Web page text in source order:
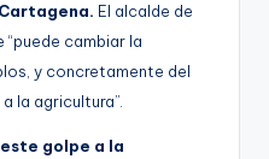
El alcalde de
cambiar la
y concretamente del
la agricultura”.
este golpe a la